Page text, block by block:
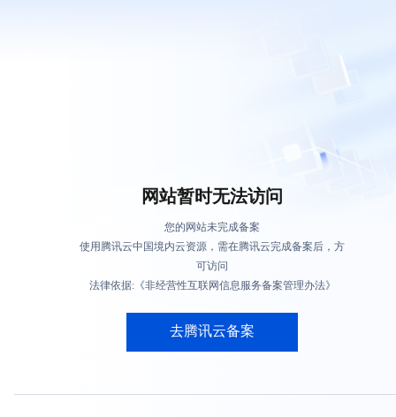
网站暂时无法访问
您的网站未完成备案
使用腾讯云中国境内云资源，需在腾讯云完成备案后，方
可访问
法律依据:《非经营性互联网信息服务备案管理办法》
去腾讯云备案